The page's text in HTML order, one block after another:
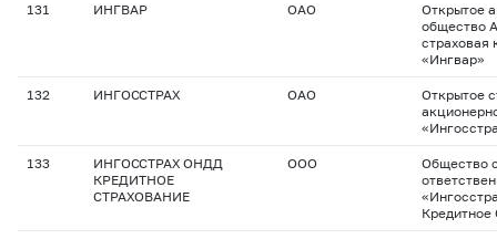
131 ИНГВАР ОАО
Открытое
общество
страховая
«Ингвар»
132 ИНГОССТРАХ ОАО
Открытое
133
ИНГОССТРАХ ОНДД
КРЕДИТНОЕ
СТРАХОВАНИЕ
ООО
Общество
Кредитное